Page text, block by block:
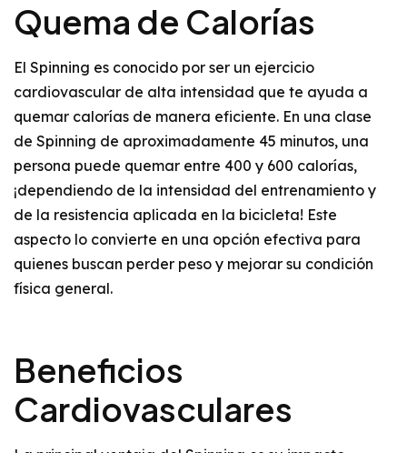
Quema de Calorías
El Spinning es conocido por ser un ejercicio
cardiovascular de alta intensidad que te ayuda a
quemar calorías de manera eficiente. En una clase
de Spinning de aproximadamente 45 minutos, una
persona puede quemar entre 400 y 600 calorías,
¡dependiendo de la intensidad del entrenamiento y
de la resistencia aplicada en la bicicleta! Este
aspecto lo convierte en una opción efectiva para
quienes buscan perder peso y mejorar su condición
física general.
Beneficios
Cardiovasculares